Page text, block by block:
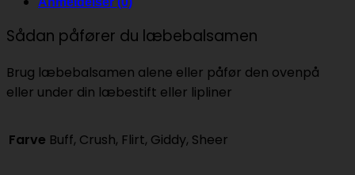
Sådan påfører du læbebalsamen
Brug læbebalsamen alene eller påfør den ovenpå
eller under din læbestift eller lipliner
Farve Buff, Crush, Flirt, Giddy, Sheer